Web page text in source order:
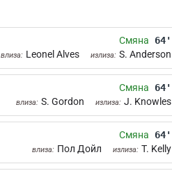
Смяна 64'
влиза: Leonel Alves излиза: S. Anderson
Смяна 64'
влиза: S. Gordon излиза: J. Knowles
Смяна 64'
влиза: Пол Дойл излиза: T. Kelly